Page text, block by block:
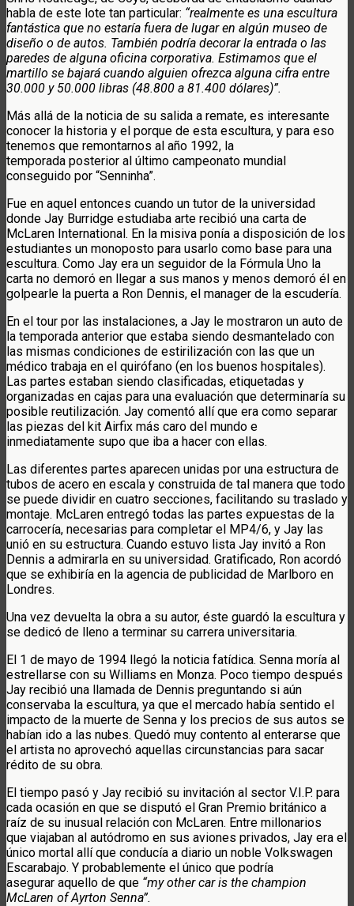
habla de este lote tan particular: “realmente es una escultura
fantástica que no estaría fuera de lugar en algún museo de
diseño o de autos. También podría decorar la entrada o las
paredes de alguna oficina corporativa. Estimamos que el
martillo se bajará cuando alguien ofrezca alguna cifra entre
30.000 y 50.000 libras (48.800 a 81.400 dólares)”.
Más allá de la noticia de su salida a remate, es interesante
conocer la historia y el porque de esta escultura, y para eso
tenemos que remontarnos al año 1992, la
temporada posterior al último campeonato mundial
conseguido por “Senninha”.
Fue en aquel entonces cuando un tutor de la universidad
donde Jay Burridge estudiaba arte recibió una carta de
McLaren International. En la misiva ponía a disposición de los
estudiantes un monoposto para usarlo como base para una
escultura. Como Jay era un seguidor de la Fórmula Uno la
carta no demoró en llegar a sus manos y menos demoró él en
golpearle la puerta a Ron Dennis, el manager de la escudería.
En el tour por las instalaciones, a Jay le mostraron un auto de
la temporada anterior que estaba siendo desmantelado con
las mismas condiciones de estirilización con las que un
médico trabaja en el quirófano (en los buenos hospitales).
Las partes estaban siendo clasificadas, etiquetadas y
organizadas en cajas para una evaluación que determinaría su
posible reutilización. Jay comentó allí que era como separar
las piezas del kit Airfix más caro del mundo e
inmediatamente supo que iba a hacer con ellas.
Las diferentes partes aparecen unidas por una estructura de
tubos de acero en escala y construida de tal manera que todo
se puede dividir en cuatro secciones, facilitando su traslado y
montaje. McLaren entregó todas las partes expuestas de la
carrocería, necesarias para completar el MP4/6, y Jay las
unió en su estructura. Cuando estuvo lista Jay invitó a Ron
Dennis a admirarla en su universidad. Gratificado, Ron acordó
que se exhibiría en la agencia de publicidad de Marlboro en
Londres.
Una vez devuelta la obra a su autor, éste guardó la escultura y
se dedicó de lleno a terminar su carrera universitaria.
El 1 de mayo de 1994 llegó la noticia fatídica. Senna moría al
estrellarse con su Williams en Monza. Poco tiempo después
Jay recibió una llamada de Dennis preguntando si aún
conservaba la escultura, ya que el mercado había sentido el
impacto de la muerte de Senna y los precios de sus autos se
habían ido a las nubes. Quedó muy contento al enterarse que
el artista no aprovechó aquellas circunstancias para sacar
rédito de su obra.
El tiempo pasó y Jay recibió su invitación al sector V.I.P. para
cada ocasión en que se disputó el Gran Premio británico a
raíz de su inusual relación con McLaren. Entre millonarios
que viajaban al autódromo en sus aviones privados, Jay era el
único mortal allí que conducía a diario un noble Volkswagen
Escarabajo. Y probablemente el único que podría
asegurar aquello de que “my other car is the champion
McLaren of Ayrton Senna”.